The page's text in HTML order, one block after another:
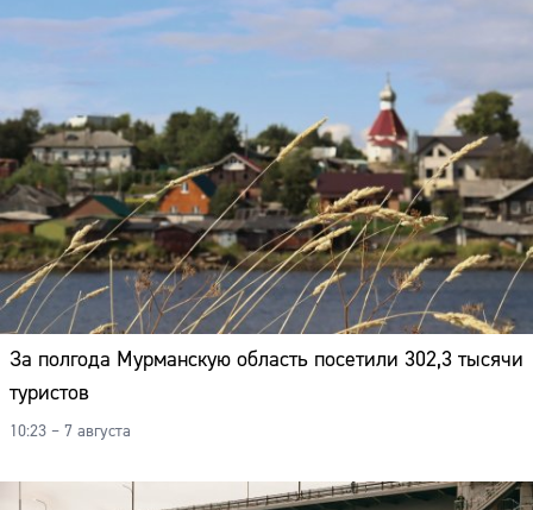
За полгода Мурманскую область посетили 302,3 тысячи
туристов
10:23 – 7 августа